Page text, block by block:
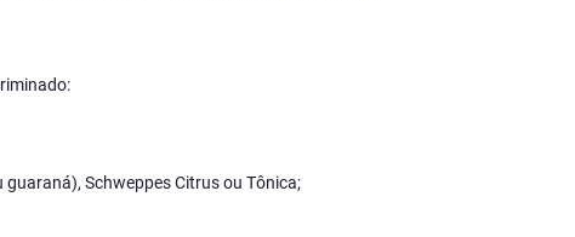
Schweppes Citrus ou Tônica;